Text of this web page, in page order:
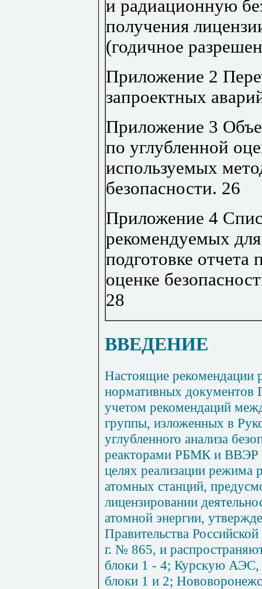
и радиационную
получения
(годичное
Приложение 2
запроектных
Приложение 3
по углубленной
используемых
безопасности. 26
Приложение 4
рекомендуемых
подготовке отчета
оценке
28
ВВЕДЕНИЕ
Настоящие рекомендации
нормативных документов
учетом рекомендаций
группы, изложенных в
углубленного анализа
реакторами РБМК и ВВЭР
целях реализации режима
атомных станций,
лицензировании
атомной энергии,
Правительства
г. № 865, и
блоки 1 - 4; Курскую
блоки 1 и 2;